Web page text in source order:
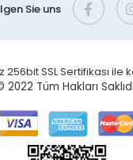
Sie uns
256bit SSL Sertifikası ile
2022 Tüm Hakları